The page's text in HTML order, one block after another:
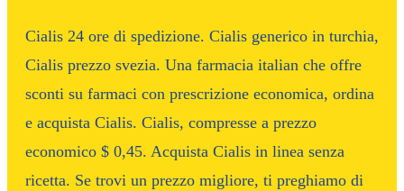
Cialis 24 ore di spedizione. Cialis generico in turchia,
Cialis prezzo svezia. Una farmacia italian che offre
sconti su farmaci con prescrizione economica, ordina
e acquista Cialis. Cialis, compresse a prezzo
economico $ 0,45. Acquista Cialis in linea senza
ricetta. Se trovi un prezzo migliore, ti preghiamo di